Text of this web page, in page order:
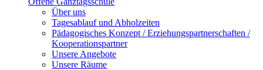
Über uns
Tagesablauf und Abholzeiten
Pädagogisches Konzept / Erziehungspartnerschaften /
Kooperationspartner
Unsere Angebote
Unsere Räume